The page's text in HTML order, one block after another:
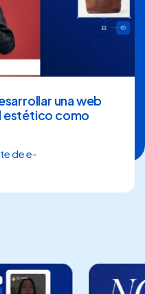
una web
estético como
de e-